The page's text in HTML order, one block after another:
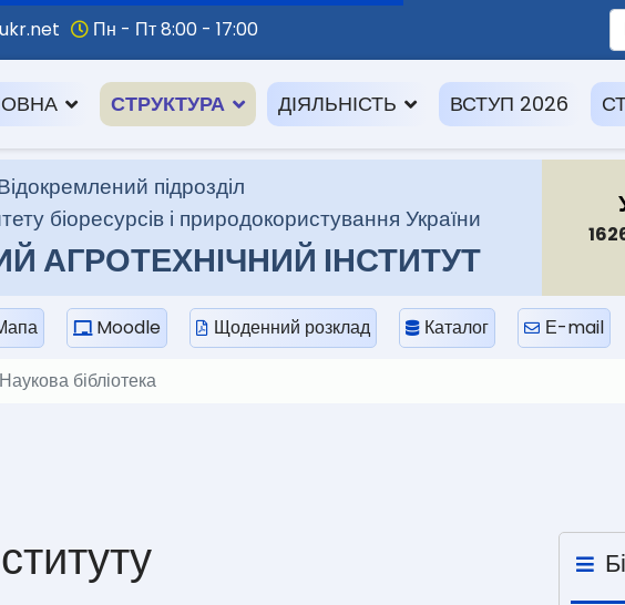
Пн - Пт 8:00 - 17:00
СТРУКТУРА ДІЯЛЬНІСТЬ ВСТУП 2026
підрозділ
біоресурсів і природокористування України
АГРОТЕХНІЧНИЙ ІНСТИТУТ
Moodle Щоденний розклад Каталог Е-mail
Наукова бібліотека